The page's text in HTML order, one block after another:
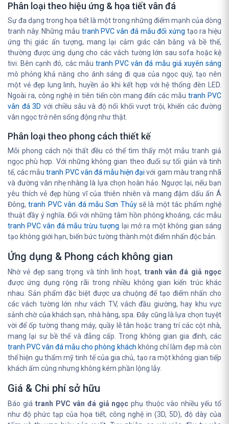
Phân loại theo hiệu ứng & họa tiết vân đá
Sự đa dạng trong họa tiết là một trong những điểm mạnh của dòng
tranh này. Những mẫu tranh PVC vân đá mẫu đối xứng tạo ra hiệu
ứng thị giác ấn tượng, mang lại cảm giác cân bằng và bề thế,
thường được ứng dụng cho các vách tường lớn sau sofa hoặc kệ
tivi. Bên cạnh đó, các mẫu tranh PVC vân đá mẫu giả xuyên sáng
mô phỏng khả năng cho ánh sáng đi qua của ngọc quý, tạo nên
một vẻ đẹp lung linh, huyền ảo khi kết hợp với hệ thống đèn LED.
Ngoài ra, công nghệ in tiên tiến còn mang đến các mẫutranh PVC
vân đá 3D với chiều sâu và độ nổi khối vượt trội, khiến các đường
vân ngọc trở nên sống động như thật.
Phân loại theo phong cách thiết kế
Mỗi phong cách nội thất đều có thể tìm thấy một mẫu tranh giả
ngọc phù hợp. Với những không gian theo đuổi sự tối giản và tinh
tế, các mẫutranh PVC vân đá mẫu hiện đại với gam màu trang nhã
và đường vân nhẹ nhàng là lựa chọn hoàn hảo. Ngược lại, nếu bạn
yêu thích vẻ đẹp hùng vĩ của thiên nhiên và mang đậm dấu ấn Á
Đông,tranh PVC vân đá mẫu Sơn Thủysẽ là một tác phẩm nghệ
thuật đầy ý nghĩa. Đối với những tâm hồn phóng khoáng, các mẫu
tranh PVC vân đá mẫu trừu tượng lại mở ra một không gian sáng
tạo không giới hạn, biến bức tường thành một điểm nhấn độc bản.
Ứng dụng & Phong cách không gian
Nhờ vẻ đẹp sang trọng và tính linh hoạt, tranh vân đá giả ngọc
được ứng dụng rộng rãi trong nhiều không gian kiến trúc khác
nhau. Sản phẩm đặc biệt được ưa chuộng để tạo điểm nhấn cho
các vách tường lớn như vách TV, vách đầu giường, hay khu vực
sảnh chờ của khách sạn, nhà hàng, spa. Đây cũng là lựa chọn tuyệt
vời để ốp tường thang máy, quầy lễ tân hoặc trang trí các cột nhà,
mang lại sự bề thế và đẳng cấp. Trong không gian gia đình, các
tranh PVC vân đá mẫu cho phòng khách không chỉ làm đẹp mà còn
thể hiện gu thẩm mỹ tinh tế của gia chủ, tạo ra một không gian tiếp
khách ấm cúng nhưng không kém phần lộng lẫy.
Giá & Chi phí sở hữu
Báo giá tranh PVC vân đá giả ngọc phụ thuộc vào nhiều yếu tố
như độ phức tạp của họa tiết, công nghệ in (3D, 5D), độ dày của